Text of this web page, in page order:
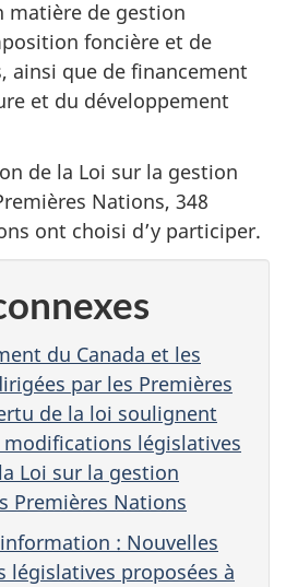
matière de gestion
foncière et de
ainsi que de financement
et du développement
de la Loi sur la gestion
Nations, 348
ont choisi d’y participer.
du Canada et les
par les Premières
de la loi soulignent
modifications législatives
Loi sur la gestion
Premières Nations
: Nouvelles
législatives proposées à